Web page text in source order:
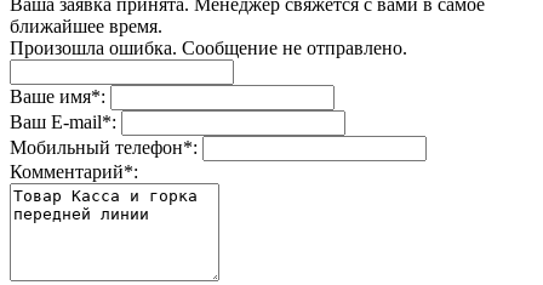
ближайшее время.
Произошла ошибка. Сообщение не отправлено.
Ваше имя*:
Ваш E-mail*:
Мобильный телефон*:
Комментарий*: